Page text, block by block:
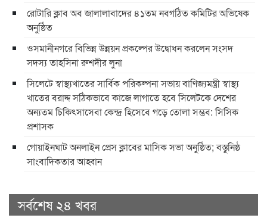
রোটারি ক্লাব অব জালালাবাদের ৪১তম নবগঠিত কমিটির অভিষেক
অনুষ্ঠিত
ওসমানীনগরে বিভিন্ন উন্নয়ন প্রকল্পের উদ্বোধন করলেন সংসদ
সদস্য তাহসিনা রুশদীর লুনা
সিলেটে স্বাস্থ্যখাতের সার্বিক পরিকল্পনা সভায় বাণিজ্যমন্ত্রী স্বাস্থ্য
খাতের বরাদ্দ সঠিকভাবে কাজে লাগাতে হবে সিলেটকে দেশের
অন্যতম চিকিৎসাসেবা কেন্দ্র হিসেবে গড়ে তোলা সম্ভব: সিসিক
প্রশাসক
​গোয়াইনঘাট অনলাইন প্রেস ক্লাবের মাসিক সভা অনুষ্ঠিত; বস্তুনিষ্ঠ
সাংবাদিকতার আহ্বান
সর্বশেষ ২৪ খবর